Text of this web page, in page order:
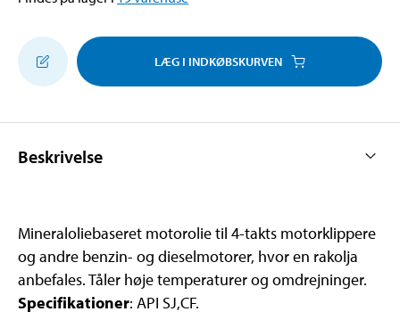
LÆG I INDKØBSKURVEN
Beskrivelse
Mineraloliebaseret motorolie til 4-takts motorklippere
og andre benzin- og dieselmotorer, hvor en rakolja
anbefales. Tåler høje temperaturer og omdrejninger.
Specifikationer: API SJ,CF.